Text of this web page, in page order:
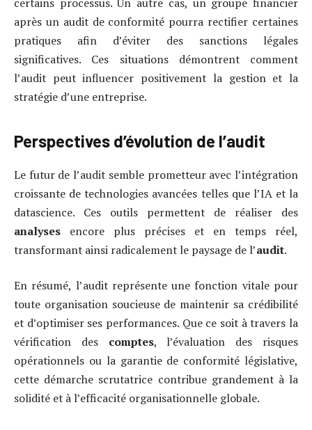
après un audit de conformité pourra rectifier certaines
pratiques afin d’éviter des sanctions légales
significatives. Ces situations démontrent comment
l’audit peut influencer positivement la gestion et la
stratégie d’une entreprise.
Perspectives d’évolution de l’audit
Le futur de l’audit semble prometteur avec l’intégration
croissante de technologies avancées telles que l’IA et la
datascience. Ces outils permettent de réaliser des
analyses encore plus précises et en temps réel,
transformant ainsi radicalement le paysage de l’audit.
En résumé, l’audit représente une fonction vitale pour
toute organisation soucieuse de maintenir sa crédibilité
et d’optimiser ses performances. Que ce soit à travers la
vérification des comptes, l’évaluation des risques
opérationnels ou la garantie de conformité législative,
cette démarche scrutatrice contribue grandement à la
solidité et à l’efficacité organisationnelle globale.